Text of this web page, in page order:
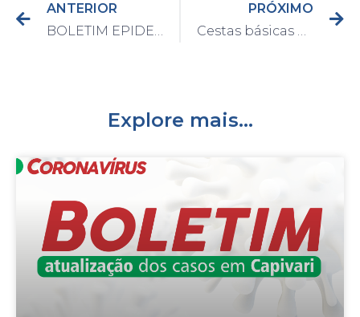
ANTERIOR
BOLETIM EPIDEMIOLÓGICO DO DIA 8/9/2020
PRÓXIMO
Cestas básicas e kits de higiene referentes ao mês de agosto serão entregues a partir de 21 de setembro
Explore mais...